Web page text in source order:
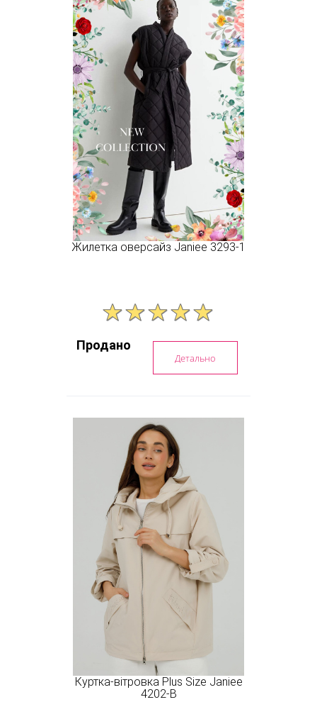
Жилетка оверсайз Janiee 3293-1
Продано
Детально
Куртка-вітровка Plus Size Janiee
4202-B